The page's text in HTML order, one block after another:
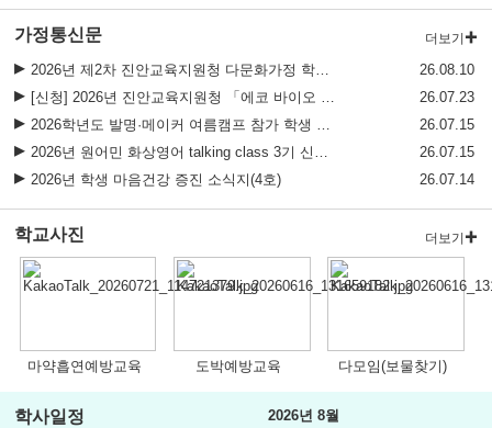
가정통신문 더보기
2026년 제2차 진안교육지원청 다문화가정 학부모연수 신청
26.08.10
[신청] 2026년 진안교육지원청 「에코 바이오 드림 캠프」 참가 학생 모집
26.07.23
2026학년도 발명·메이커 여름캠프 참가 학생 모집 안내
26.07.15
2026년 원어민 화상영어 talking class 3기 신청 모집 안내
26.07.15
2026년 학생 마음건강 증진 소식지(4호)
26.07.14
학교사진 더보기
마약흡연예방교육 도박예방교육 다모임(보물찾기)
학사일정
2026년 8월